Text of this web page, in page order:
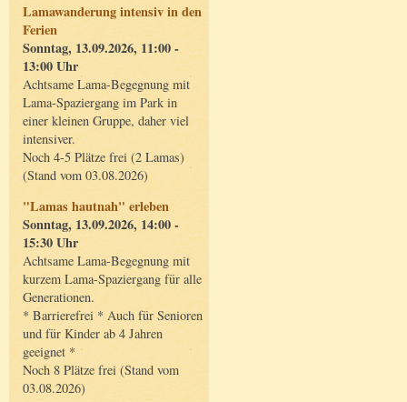
Lamawanderung intensiv in den
Ferien
Sonntag, 13.09.2026, 11:00 -
13:00 Uhr
Achtsame Lama-Begegnung mit
Lama-Spaziergang im Park in
einer kleinen Gruppe, daher viel
intensiver.
Noch 4-5 Plätze frei (2 Lamas)
(Stand vom 03.08.2026)
"Lamas hautnah" erleben
Sonntag, 13.09.2026, 14:00 -
15:30 Uhr
Achtsame Lama-Begegnung mit
kurzem Lama-Spaziergang für alle
Generationen.
* Barrierefrei * Auch für Senioren
und für Kinder ab 4 Jahren
geeignet *
Noch 8 Plätze frei (Stand vom
03.08.2026)